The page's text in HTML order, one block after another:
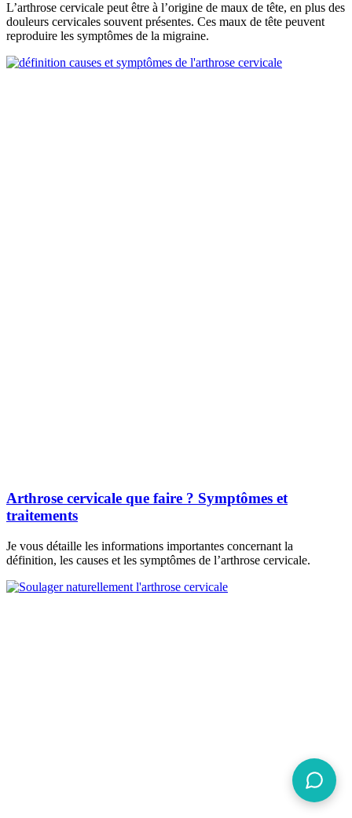
L’arthrose cervicale peut être à l’origine de maux de tête, en plus des
douleurs cervicales souvent présentes. Ces maux de tête peuvent
reproduire les symptômes de la migraine.
Arthrose cervicale que faire ? Symptômes et
traitements
Je vous détaille les informations importantes concernant la
définition, les causes et les symptômes de l’arthrose cervicale.